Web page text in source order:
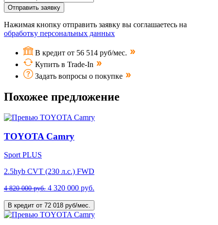
Отправить заявку
Нажимая кнопку отправить заявку вы соглашаетесь на
обработку персональных данных
В кредит от 56 514 руб/мес.
Купить в Trade-In
Задать вопросы о покупке
Похожее предложение
TOYOTA Camry
Sport PLUS
2.5hyb CVT (230 л.с.) FWD
4 820 000 руб. 4 320 000 руб.
В кредит от 72 018 руб/мес.